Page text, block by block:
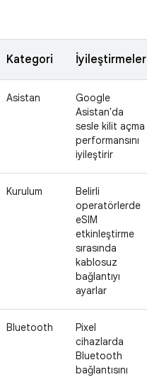
Kategori İyileştirmeler
Asistan
Google
Asistan'da
sesle kilit açma
performansını
iyileştirir
Kurulum
Belirli
operatörlerde
eSIM
etkinleştirme
sırasında
kablosuz
bağlantıyı
ayarlar
Bluetooth
Pixel
cihazlarda
Bluetooth
bağlantısını